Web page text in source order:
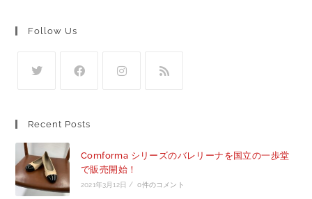
Follow Us
Recent Posts
Comforma シリーズのバレリーナを国立の一歩堂
で販売開始！
2021年3月12日 / 0件のコメント